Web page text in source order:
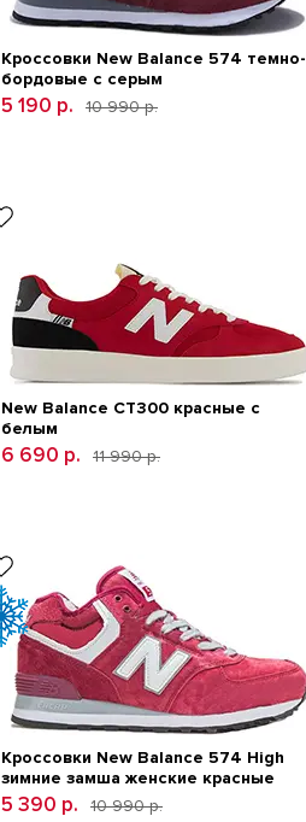
Кроссовки New Balance 574 темно-
бордовые с серым
5 190 р. 10 990 р.
New Balance CT300 красные с
белым
6 690 р. 11 990 р.
Кроссовки New Balance 574 High
зимние замша женские красные
5 390 р. 10 990 р.